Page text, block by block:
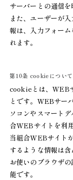
サーバーとの通信を
また、ユーザーが
報は、入力フォー
れます。
第10条 cookieについて
cookieとは、WEB
とです。WEBサー
ソコンやスマート
合WEBサイトを利
当組合WEBサイト
するような情報は含
お使いのブラウザ
能です。